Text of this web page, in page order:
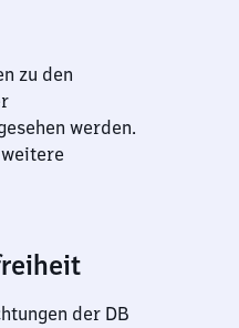
zu den
werden.
der DB